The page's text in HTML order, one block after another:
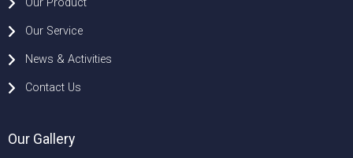
Our Service
News & Activities
Contact Us
Our Gallery